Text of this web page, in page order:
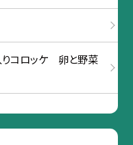
コロッケ 卵と野菜